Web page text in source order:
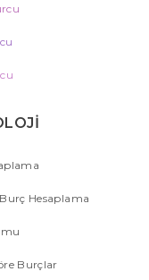
Hesaplama
Burçlar